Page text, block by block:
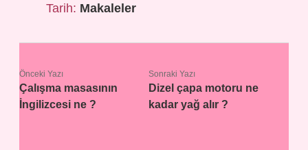
Tarih: Makaleler
Önceki Yazı
Çalışma masasının
İngilizcesi ne ?
Sonraki Yazı
Dizel çapa motoru ne
kadar yağ alır ?